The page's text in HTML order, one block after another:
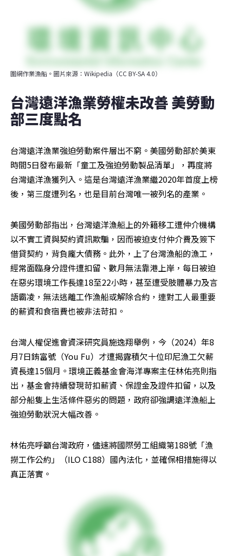
圍網作業漁船。圖片來源：Wikipedia（CC BY-SA 4.0）
台灣遠洋漁業勞權未改善 美勞動
部三度點名
台灣遠洋漁業強迫勞動案件層出不窮。美國勞動部於美東
時間5日發布最新「童工及強迫勞動製品清單」，再度將
台灣遠洋漁獲列入。這是台灣遠洋漁業繼2020年首度上榜
後，第三度遭列名，也是目前台灣唯一被列名的產業。
美國勞動部指出，台灣遠洋漁船上的外籍移工遭仲介機構
以不實工資與契約資訊欺騙，因而被迫支付仲介費及簽下
借貸契約，背負龐大債務。此外，上了台灣漁船的漁工，
經常面臨身分證件遭扣留、數月無法靠港上岸，每日被迫
在惡劣環境工作長達18至22小時，甚至遭受肢體暴力及言
語霸凌，無法逃離工作漁船或解除合約，連對工人最重要
的薪資和食宿費也被非法苛扣。
台灣人權促進會資深研究員施逸翔舉例，今（2024）年8
月7日銪富號（You Fu）才遭揭露積欠十位印尼漁工欠薪
資長達15個月。環境正義基金會海洋專案主任林佑亮則指
出，基金會持續發現苛扣薪資、保證金及證件扣留，以及
部分船隻上生活條件惡劣的問題，政府卻強調遠洋漁船上
強迫勞動狀況大幅改善。
林佑亮呼籲台灣政府，儘速將國際勞工組織第188號「漁
撈工作公約」（ILO C188）國內法化，並確保相措施得以
真正落實。